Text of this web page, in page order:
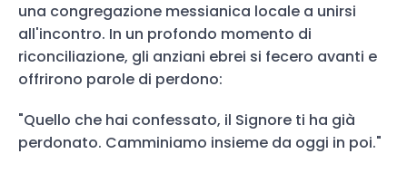
una congregazione messianica locale a unirsi
all'incontro. In un profondo momento di
riconciliazione, gli anziani ebrei si fecero avanti e
offrirono parole di perdono:
"Quello che hai confessato, il Signore ti ha già
perdonato. Camminiamo insieme da oggi in poi."